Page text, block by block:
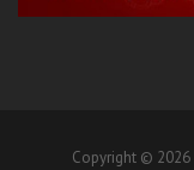
Copyright © 2026